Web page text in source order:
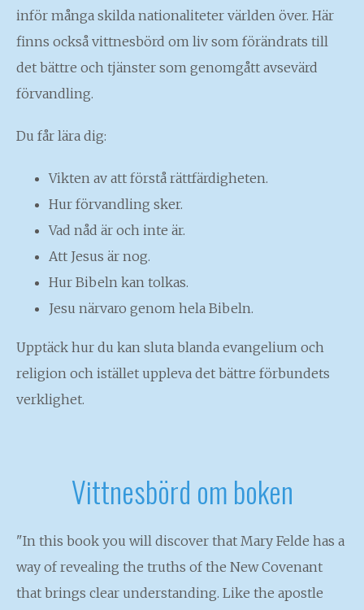
inför många skilda nationaliteter världen över. Här
finns också vittnesbörd om liv som förändrats till
det bättre och tjänster som genomgått avsevärd
förvandling.
Du får lära dig:
Vikten av att förstå rättfärdigheten.
Hur förvandling sker.
Vad nåd är och inte är.
Att Jesus är nog.
Hur Bibeln kan tolkas.
Jesu närvaro genom hela Bibeln.
Upptäck hur du kan sluta blanda evangelium och
religion och istället uppleva det bättre förbundets
verklighet.
Vittnesbörd om boken
"In this book you will discover that Mary Felde has a
way of revealing the truths of the New Covenant
that brings clear understanding. Like the apostle